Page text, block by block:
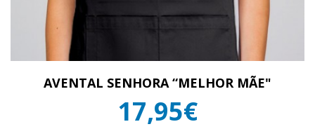
AVENTAL SENHORA “MELHOR MÃE"
17,95€